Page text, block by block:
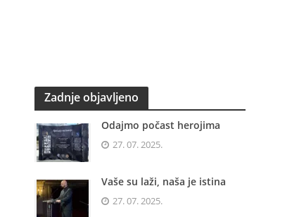
Zadnje objavljeno
Odajmo počast herojima
27. 07. 2025.
Vaše su laži, naša je istina
27. 07. 2025.